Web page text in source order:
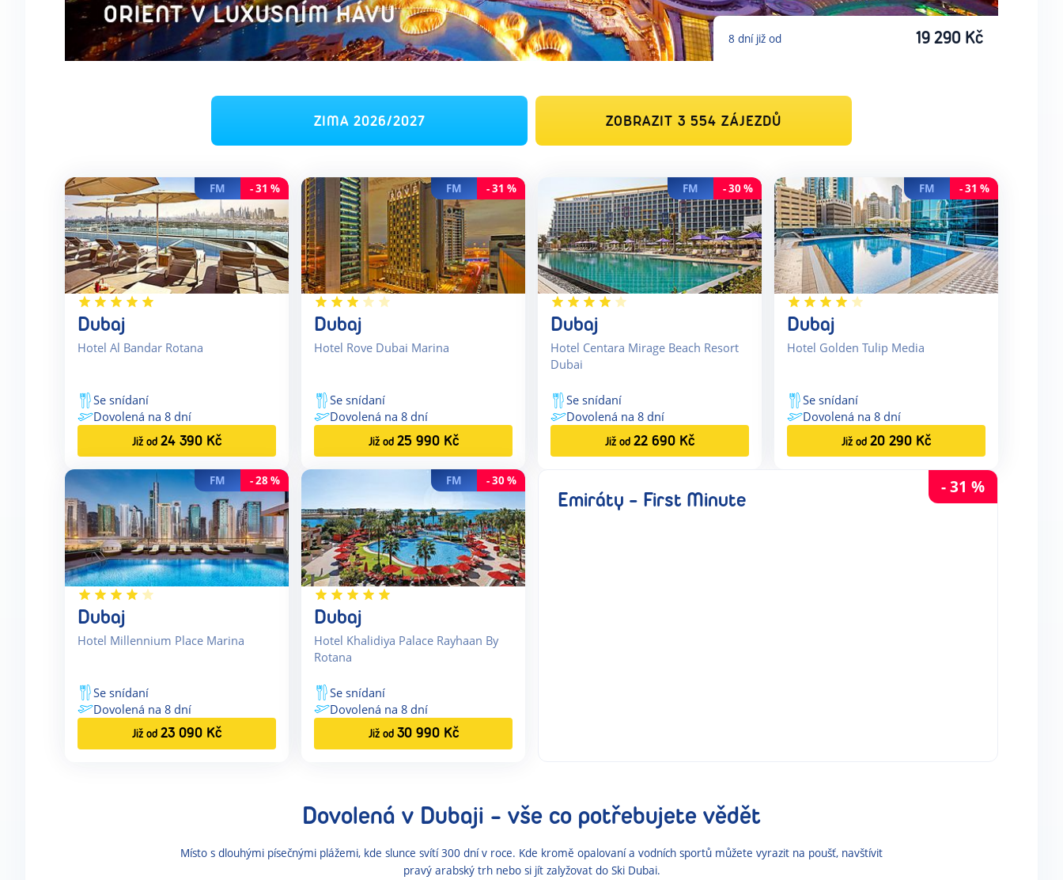
8 dníjiž od 19 290 Kč
ZIMA 2026/2027 ZOBRAZIT 3 554 ZÁJEZDŮ
FM -31 %
Dubaj
Hotel Al Bandar Rotana
Se snídaní
Dovolená na 8 dní
Již od 24 390 Kč
FM -31 %
Dubaj
Hotel Rove Dubai Marina
Se snídaní
Dovolená na 8 dní
Již od 25 990 Kč
FM -30 %
Dubaj
Hotel Centara Mirage Beach Resort
Dubai
Se snídaní
Dovolená na 8 dní
Již od 22 690 Kč
FM -31 %
Dubaj
Hotel Golden Tulip Media
Se snídaní
Dovolená na 8 dní
Již od 20 290 Kč
FM -28 %
Dubaj
Hotel Millennium Place Marina
Se snídaní
Dovolená na 8 dní
Již od 23 090 Kč
FM -30 %
Dubaj
Hotel Khalidiya Palace Rayhaan By
Rotana
Se snídaní
Dovolená na 8 dní
Již od 30 990 Kč
Emiráty - First Minute
-31 %
Dovolená v Dubaji - vše co potřebujete vědět
Místo s dlouhými písečnými plážemi, kde slunce svítí 300 dní v roce. Kde kromě opalovaní a vodních sportů můžete vyrazit na poušť, navštívit
pravý arabský trh nebo si jít zalyžovat do Ski Dubai.